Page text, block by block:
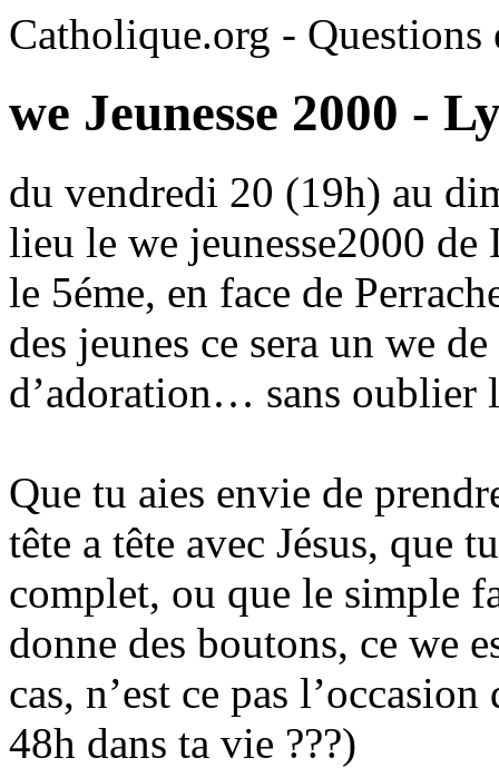
Catholique.org - Questions
we Jeunesse 2000 -
du vendredi 20 (19h) au
lieu le we jeunesse2000
le 5éme, en face de
des jeunes ce sera un we
d’adoration… sans oublier
Que tu aies envie de
tête a tête avec Jésus, que
complet, ou que le simple
donne des boutons, ce we
cas, n’est ce pas
48h dans ta vie ???)